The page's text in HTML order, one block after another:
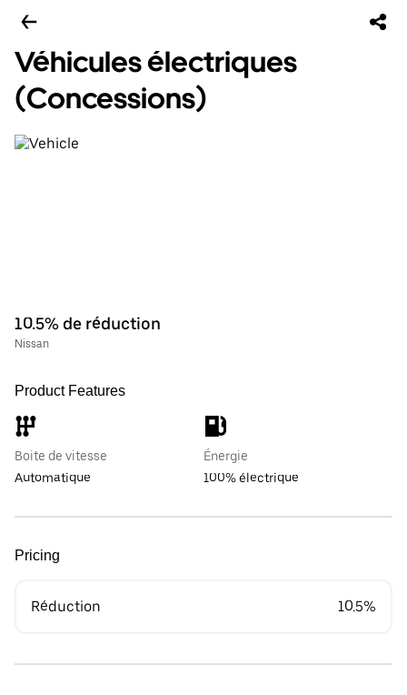
Véhicules électriques
(Concessions)
10.5% de réduction
Nissan
Product Features
Boite de vitesse
Automatique
Énergie
100% électrique
Pricing
Réduction 10.5%